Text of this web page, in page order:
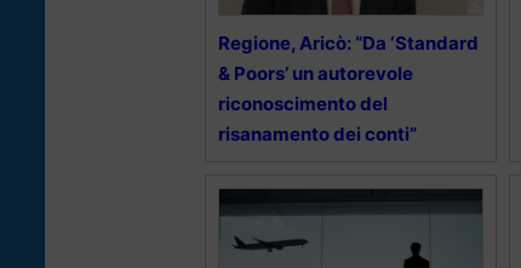
Regione, Aricò: “Da ‘Standard
& Poors’ un autorevole
riconoscimento del
risanamento dei conti”